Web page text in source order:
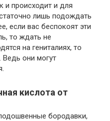
и происходит и для
лишь подождать
если вас беспокоят эти
то ждать не
на гениталиях, то
Ведь они могут
кислота от
бородавки,